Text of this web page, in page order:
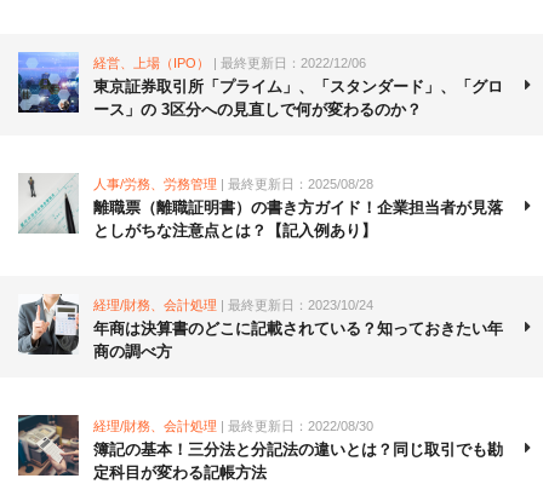
経営、上場（IPO） | 最終更新日：2022/12/06
東京証券取引所「プライム」、「スタンダード」、「グロ
ース」の 3区分への見直しで何が変わるのか？
人事/労務、労務管理 | 最終更新日：2025/08/28
離職票（離職証明書）の書き方ガイド！企業担当者が見落
としがちな注意点とは？【記入例あり】
経理/財務、会計処理 | 最終更新日：2023/10/24
年商は決算書のどこに記載されている？知っておきたい年
商の調べ方
経理/財務、会計処理 | 最終更新日：2022/08/30
簿記の基本！三分法と分記法の違いとは？同じ取引でも勘
定科目が変わる記帳方法